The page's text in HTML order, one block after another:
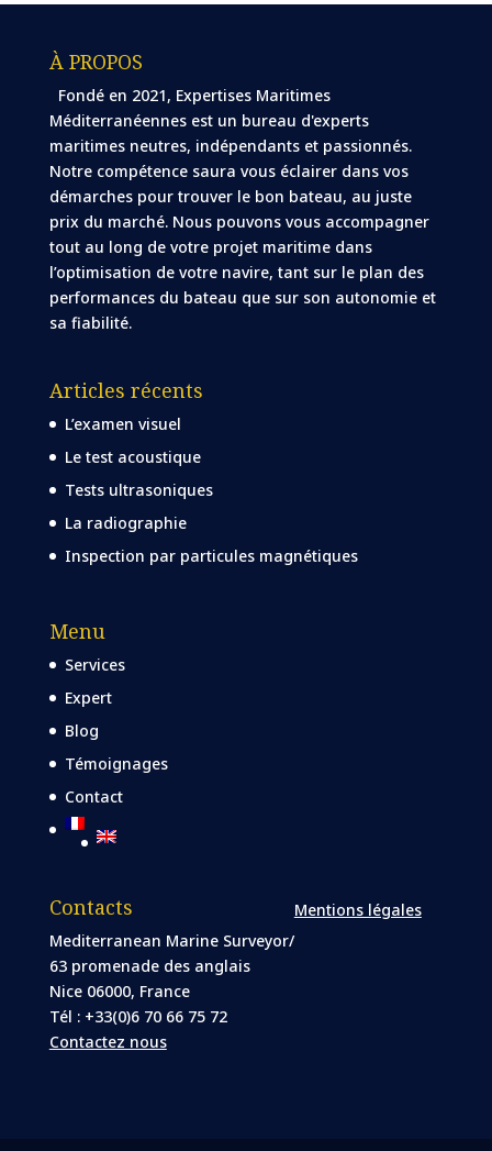
À PROPOS
Fondé en 2021, Expertises Maritimes
Méditerranéennes est un bureau d'experts
maritimes neutres, indépendants et passionnés.
Notre compétence saura vous éclairer dans vos
démarches pour trouver le bon bateau, au juste
prix du marché. Nous pouvons vous accompagner
tout au long de votre projet maritime dans
l’optimisation de votre navire, tant sur le plan des
performances du bateau que sur son autonomie et
sa fiabilité.
Articles récents
L’examen visuel
Le test acoustique
Tests ultrasoniques
La radiographie
Inspection par particules magnétiques
Menu
Services
Expert
Blog
Témoignages
Contact
Contacts
Mediterranean Marine Surveyor/
63 promenade des anglais
Nice 06000, France
Tél : +33(0)6 70 66 75 72
Contactez nous
Mentions légales